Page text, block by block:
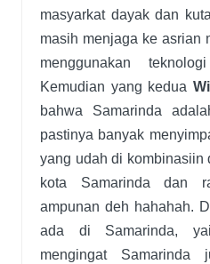
masyarkat dayak dan
masih menjaga ke asrian
menggunakan
Kemudian yang kedua
bahwa Samarinda
pastinya banyak
yang udah di kombinasiin
kota Samarinda dan
ampunan deh hahahah.
ada di Samarinda,
mengingat Samarinda